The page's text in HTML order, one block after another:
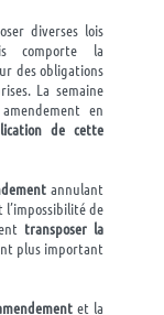
diverses lois
comporte la
des obligations
La semaine
en
de cette
annulant
de
transposer la
plus important
et la